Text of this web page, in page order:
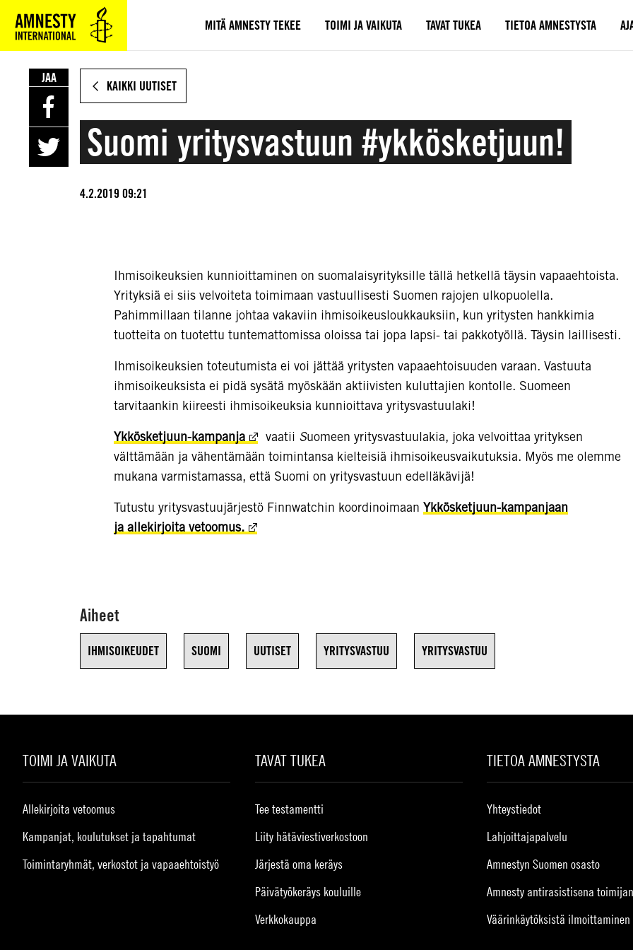
VARSINAISEEN
SISÄLTÖÖN
MITÄ AMNESTY TEKEE TOIMI JA VAIKUTA TAVAT TUKEA TIETOA AMNESTYSTA
KAIKKI UUTISET
Suomi yritysvastuun #ykkösketjuun!
4.2.2019 09:21
Ihmisoikeuksien kunnioittaminen on suomalaisyrityksille tällä hetkellä täysin vapaaehtoista.
Yrityksiä ei siis velvoiteta toimimaan vastuullisesti Suomen rajojen ulkopuolella.
Pahimmillaan tilanne johtaa vakaviin ihmisoikeusloukkauksiin, kun yritysten hankkimia
tuotteita on tuotettu tuntemattomissa oloissa tai jopa lapsi- tai pakkotyöllä. Täysin laillisesti.
Ihmisoikeuksien toteutumista ei voi jättää yritysten vapaaehtoisuuden varaan. Vastuuta
ihmisoikeuksista ei pidä sysätä myöskään aktiivisten kuluttajien kontolle. Suomeen
tarvitaankin kiireesti ihmisoikeuksia kunnioittava yritysvastuulaki!
Ykkösketjuun-kampanja vaatii Suomeen yritysvastuulakia, joka velvoittaa yrityksen
välttämään ja vähentämään toimintansa kielteisiä ihmisoikeusvaikutuksia. Myös me olemme
mukana varmistamassa, että Suomi on yritysvastuun edelläkävijä!
Tutustu yritysvastuujärjestö Finnwatchin koordinoimaan Ykkösketjuun-kampanjaan
ja allekirjoita vetoomus.
Aiheet
IHMISOIKEUDET SUOMI UUTISET YRITYSVASTUU YRITYSVASTUU
JAA
TOIMI JA VAIKUTA
Allekirjoita vetoomus
Kampanjat, koulutukset ja tapahtumat
Toimintaryhmät, verkostot ja vapaaehtoistyö
TAVAT TUKEA
Tee testamentti
Liity hätäviestiverkostoon
Järjestä oma keräys
Päivätyökeräys kouluille
Verkkokauppa
TIETOA AMNESTYSTA
Yhteystiedot
Lahjoittajapalvelu
Amnestyn Suomen osasto
Amnesty antirasistisena
Väärinkäytöksistä ilmoittaminen